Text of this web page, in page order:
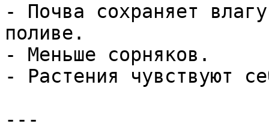
- Почва сохраняет
поливе.
- Меньше сорняков.
- Растения чувствуют
---